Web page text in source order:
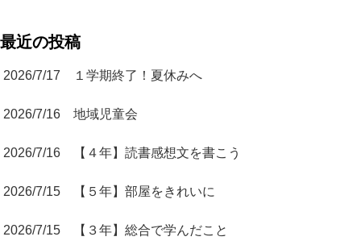
最近の投稿
2026/7/17 １学期終了！夏休みへ
2026/7/16 地域児童会
2026/7/16 【４年】読書感想文を書こう
2026/7/15 【５年】部屋をきれいに
2026/7/15 【３年】総合で学んだこと